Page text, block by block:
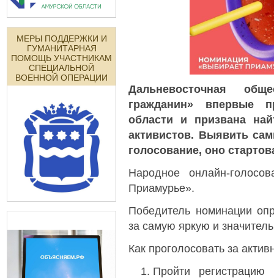
МЕРЫ ПОДДЕРЖКИ И
ГУМАНИТАРНАЯ
ПОМОЩЬ УЧАСТНИКАМ
СПЕЦИАЛЬНОЙ
ВОЕННОЙ ОПЕРАЦИИ
Дальневосточная
гражданин» впервые
области и призвана
активистов. Выявить
голосование, оно
Народное онлайн-
Приамурье».
Победитель номинации
за самую яркую и
Как проголосовать за
Пройти регистрацию